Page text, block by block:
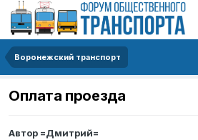
Воронежский транспорт
Оплата проезда
Автор =Дмитрий=